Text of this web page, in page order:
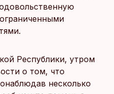
Республики, утром
о том, что
несколько